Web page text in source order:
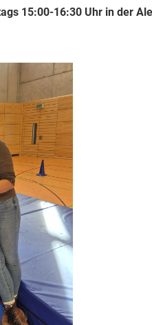
15:00-16:30 Uhr in der